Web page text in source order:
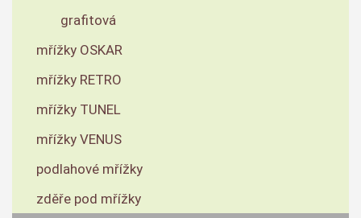
grafitová
mřížky OSKAR
mřížky RETRO
mřížky TUNEL
mřížky VENUS
podlahové mřížky
zděře pod mřížky